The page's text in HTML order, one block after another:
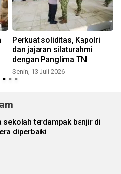
Perkuat soliditas, Kapolri
dan jajaran silaturahmi
dengan Panglima TNI
Senin, 13 Juli 2026
sekolah terdampak banjir di
diperbaiki